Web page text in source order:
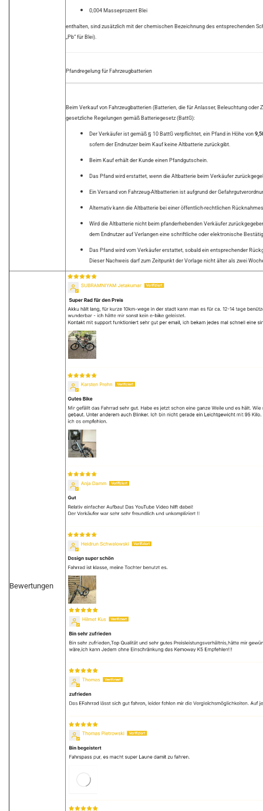
0,004 Masseprozent Blei
enthalten, sind zusätzlich mit der chemischen Bezeichnung des entsprechenden
„Pb“ für Blei).
Pfandregelung für Fahrzeugbatterien
Beim Verkauf von Fahrzeugbatterien (Batterien, die für Anlasser, Beleuchtung
gesetzliche Regelungen gemäß Batteriegesetz (BattG):
Der Verkäufer ist gemäß § 10 BattG verpflichtet, ein Pfand in Höhe von
sofern der Endnutzer beim Kauf keine Altbatterie zurückgibt.
Beim Kauf erhält der Kunde einen Pfandgutschein.
Das Pfand wird erstattet, wenn die Altbatterie beim Verkäufer
Ein Versand von Fahrzeug-Altbatterien ist aufgrund der
Alternativ kann die Altbatterie bei einer öffentlich-rechtlichen
Wird die Altbatterie nicht beim pfanderhebenden Verkäufer
dem Endnutzer auf Verlangen eine schriftliche oder elektronische
Das Pfand wird vom Verkäufer erstattet, sobald ein entsprechender
Dieser Nachweis darf zum Zeitpunkt der Vorlage nicht älter als zwei
Bewertungen